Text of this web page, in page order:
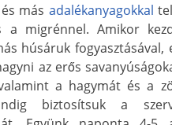
más adalékanyagokkal
a migrénnel. Amikor
húsáruk fogyasztásával,
az erős
a hagymát és a
biztosítsuk a